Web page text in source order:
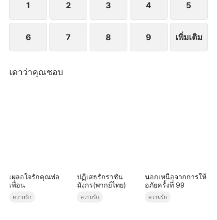
1 2 3 4 5
6 7 8 9 เพิ่มเติม
เดาว่าคุณชอบ
เผลอใจรักคุณพ่อ
เพื่อน
ความรัก
ปฏิเสธรักราชัน
มังกร(พากย์ไทย)
ความรัก
นอกเหนือจากการให้
อภัยครั้งที่ 99
ความรัก